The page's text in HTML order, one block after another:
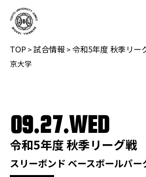
TOP>試合情報 >令和5年度 秋季リー
京大学
09.27.WED
令和5年度 秋季リーグ戦
スリーボンド ベースボールパー